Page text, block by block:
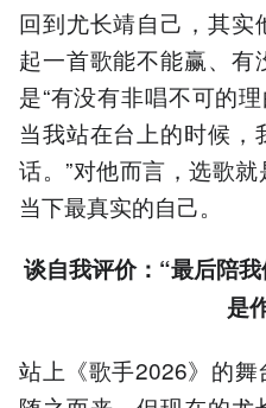
回到尤长靖自己，其实
起一首歌能不能赢、有
是“有没有非唱不可的
当我站在台上的时候，
话。”对他而言，选歌
当下最真实的自己。
谈自我评价：“最后陪
是
站上《歌手2026》的